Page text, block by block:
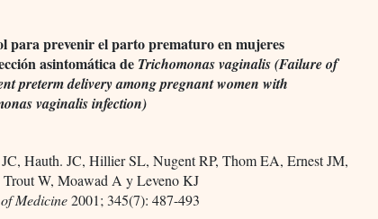
para prevenir el parto prematuro en mujeres
asintomática de Trichomonas vaginalis(Failure of
preterm delivery among pregnant women with
vaginalis infection)
Hauth. JC, Hillier SL, Nugent RP, Thom EA, Ernest JM,
Trout W, Moawad A y Leveno KJ
Medicine2001; 345(7): 487-493